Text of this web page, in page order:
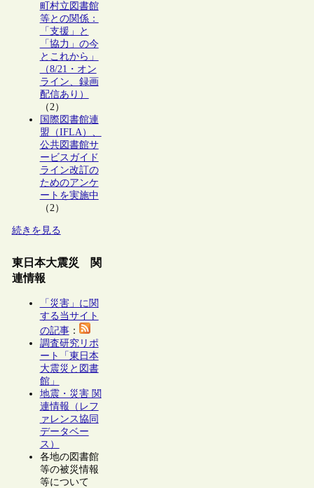
町村立図書館
等との関係：
「支援」と
「協力」の今
とこれから」
（8/21・オン
ライン、録画
配信あり）
（2）
国際図書館連
盟（IFLA）、
公共図書館サ
ービスガイド
ライン改訂の
ためのアンケ
ートを実施中
（2）
続きを見る
東日本大震災 関
連情報
「災害」に関
する当サイト
の記事：
調査研究リポ
ート「東日本
大震災と図書
館」
地震・災害 関
連情報（レフ
ァレンス協同
データベー
ス）
各地の図書館
等の被災情報
等について